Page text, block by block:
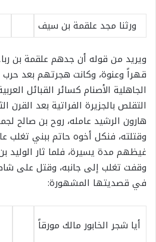
ورثنا مجد علقمة بن سيف
ويريد من قوله أن جدهم علقمة بن
قهراً وعنوة، وكانت هجرتهم بعد
الجاهلية الأصنام كسائر القبائل
التقلص بالجزيرة الفراتية بعد
هارون الرشيد عامله، روح بن صالح
غيظهم مدة يسيرة، فلما ثار الوليد
وقفت تغلب إلى جانبه، وقتل على
في قصديتها المشهورة:
أيا شجر الخابور مالك مورقاً